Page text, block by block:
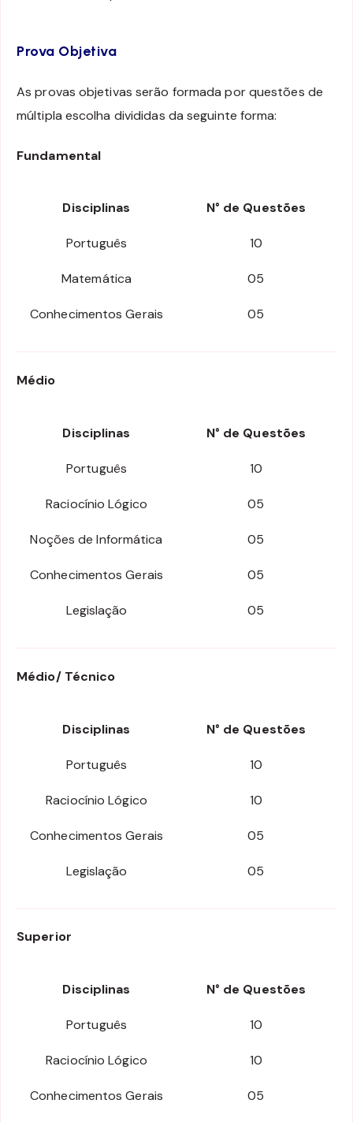
Prova Objetiva
As provas objetivas serão formada por questões de
múltipla escolha divididas da seguinte forma:
Fundamental
Disciplinas N° de Questões
Português 10
Matemática 05
Conhecimentos Gerais 05
Médio
Disciplinas N° de Questões
Português 10
Raciocínio Lógico 05
Noções de Informática 05
Conhecimentos Gerais 05
Legislação 05
Médio/ Técnico
Disciplinas N° de Questões
Português 10
Raciocínio Lógico 10
Conhecimentos Gerais 05
Legislação 05
Superior
Disciplinas N° de Questões
Português 10
Raciocínio Lógico 10
Conhecimentos Gerais 05